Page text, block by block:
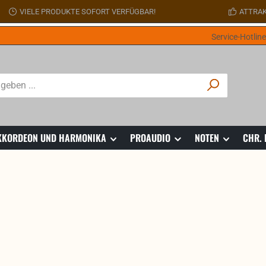
VIELE PRODUKTE SOFORT VERFÜGBAR!
Service-Hotline
UND HARMONIKA PROAUDIO NOTEN CHR.